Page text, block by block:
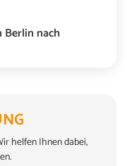
Berlin nach
helfen Ihnen dabei,